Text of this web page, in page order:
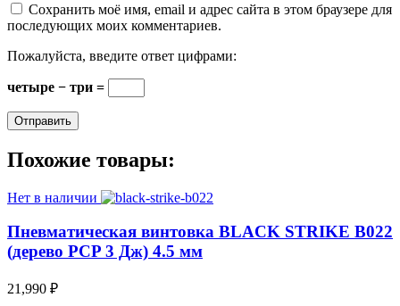
Сохранить моё имя, email и адрес сайта в этом браузере для
последующих моих комментариев.
Пожалуйста, введите ответ цифрами:
четыре − три =
Похожие товары:
Нет в наличии
Пневматическая винтовка BLACK STRIKE B022
(дерево PCP 3 Дж) 4.5 мм
21,990 ₽